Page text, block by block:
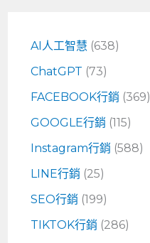
字
:
AI人工智慧 (638)
ChatGPT (73)
FACEBOOK行銷 (369)
GOOGLE行銷 (115)
Instagram行銷 (588)
LINE行銷 (25)
SEO行銷 (199)
TIKTOK行銷 (286)